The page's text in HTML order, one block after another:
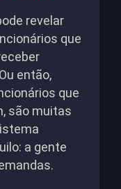
revelar
que
então,
que
são muitas
a gente